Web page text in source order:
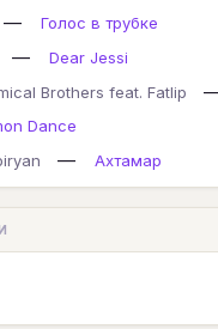
—
Голос в трубке
—
Dear Jessi
Brothers feat. Fatlip
Dance
— Ахтамар